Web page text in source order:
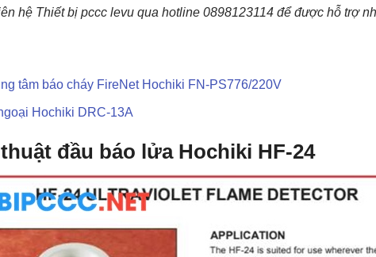
hệ Thiết bị pccc levu qua hotline 0898123114 để được hỗ trợ
tâm báo cháy FireNet Hochiki FN-PS776/220V
Hochiki DRC-13A
đầu báo lửa Hochiki HF-24